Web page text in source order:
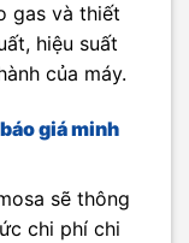
gas và thiết
hiệu suất
của máy.
giá minh
sẽ thông
chi phí chi